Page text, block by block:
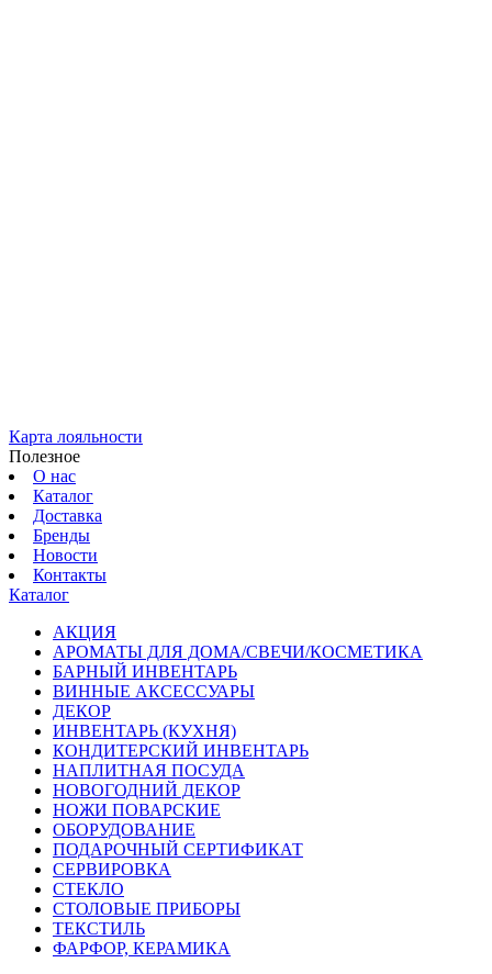
Карта лояльности
Полезное
О нас
Каталог
Доставка
Бренды
Новости
Контакты
Каталог
АКЦИЯ
АРОМАТЫ ДЛЯ ДОМА/СВЕЧИ/КОСМЕТИКА
БАРНЫЙ ИНВЕНТАРЬ
ВИННЫЕ АКСЕССУАРЫ
ДЕКОР
ИНВЕНТАРЬ (КУХНЯ)
КОНДИТЕРСКИЙ ИНВЕНТАРЬ
НАПЛИТНАЯ ПОСУДА
НОВОГОДНИЙ ДЕКОР
НОЖИ ПОВАРСКИЕ
ОБОРУДОВАНИЕ
ПОДАРОЧНЫЙ СЕРТИФИКАТ
СЕРВИРОВКА
СТЕКЛО
СТОЛОВЫЕ ПРИБОРЫ
ТЕКСТИЛЬ
ФАРФОР, КЕРАМИКА